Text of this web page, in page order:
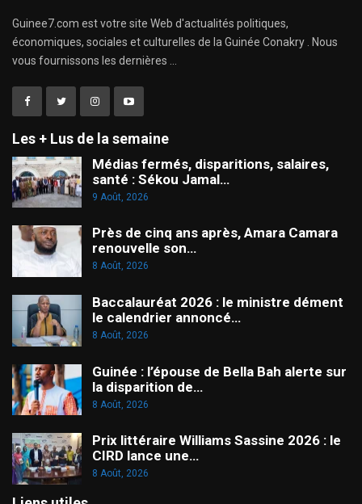
Guinee7.com est votre site Web d'actualités politiques,
économiques, sociales et culturelles de la Guinée Conakry . Nous
vous fournissons les dernières ...
Les + Lus de la semaine
Médias fermés, disparitions, salaires,
santé : Sékou Jamal…
9 Août, 2026
Près de cinq ans après, Amara Camara
renouvelle son…
8 Août, 2026
Baccalauréat 2026 : le ministre dément
le calendrier annoncé…
8 Août, 2026
Guinée : l’épouse de Bella Bah alerte sur
la disparition de…
8 Août, 2026
Prix littéraire Williams Sassine 2026 : le
CIRD lance une…
8 Août, 2026